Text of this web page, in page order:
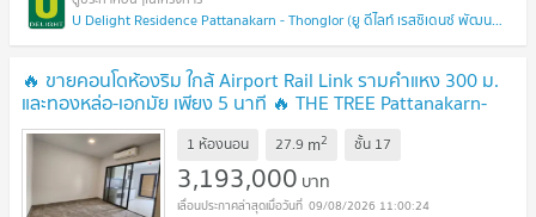
U Delight Residence Pattanakarn - Thonglor (ยู ดีไลท์ เรสซิเดนซ์ พัฒนาการ - ทองหล่อ)
🔥 ขายคอนโดห้องริม ใกล้ Airport Rail Link รามคำแหง 300 ม.
และทองหล่อ-เอกมัย เพียง 5 นาที 🔥 THE TREE Pattanakarn-
Ekkamai - เดอะ ทรี พัฒนาการ-เอกมัย
1 ห้องนอน 27.9 m2 ชั้น 17
3,193,000 บาท
09/08/2026 11:00:24